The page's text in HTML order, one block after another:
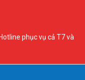
phục vụ cả T7 và